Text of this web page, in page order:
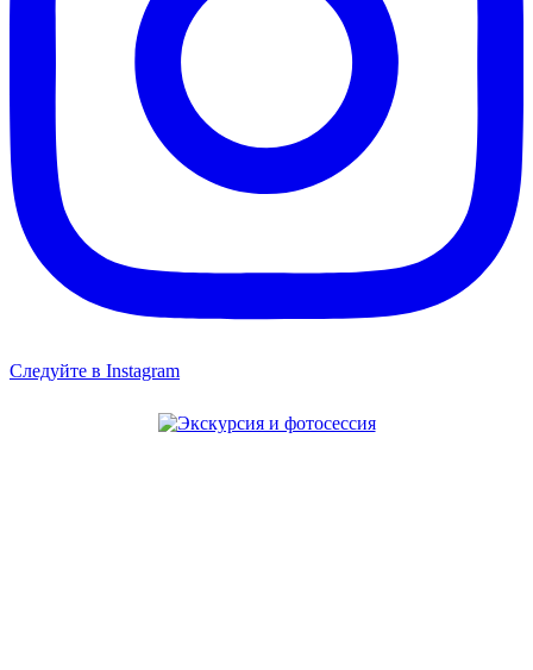
Следуйте в Instagram